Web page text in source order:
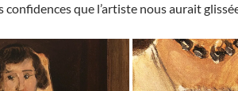
confidences que l’artiste nous aurait